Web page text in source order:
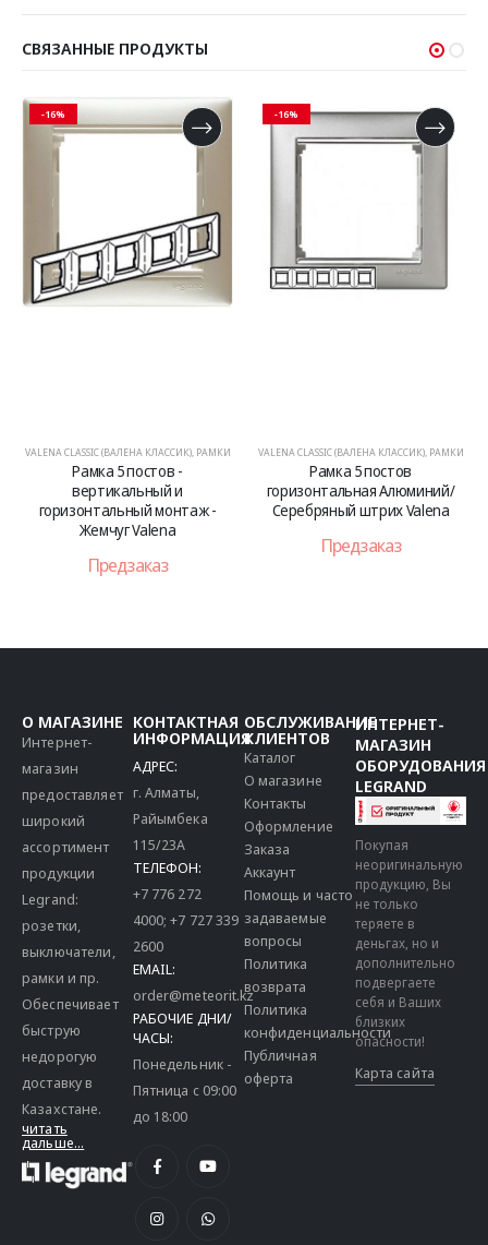
СВЯЗАННЫЕ ПРОДУКТЫ
-16%
VALENA CLASSIC (ВАЛЕНА КЛАССИК), РАМКИ
Рамка 5 постов -
вертикальный и
горизонтальный монтаж -
Жемчуг Valena
Предзаказ
-16%
VALENA CLASSIC (ВАЛЕНА КЛАССИК), РАМКИ
Рамка 5 постов
горизонтальная Алюминий/
Серебряный штрих Valena
Предзаказ
О МАГАЗИНЕ
Интернет-
магазин
предоставляет
широкий
ассортимент
продукции
Legrand:
розетки,
выключатели,
рамки и пр.
Обеспечивает
быструю
недорогую
доставку в
Казахстане.
читать
дальше...
КОНТАКТНАЯ
ИНФОРМАЦИЯ
АДРЕС:
г. Алматы,
Райымбека
115/23A
ТЕЛЕФОН:
+7 776 272
4000;+7 727 339
2600
EMAIL:
order@meteorit.kz
РАБОЧИЕ ДНИ/
ЧАСЫ:
Понедельник -
Пятница с 09:00
до 18:00
ОБСЛУЖИВАНИЕ
КЛИЕНТОВ
Каталог
О магазине
Контакты
Оформление
Заказа
Аккаунт
Помощь и часто
задаваемые
вопросы
Политика
возврата
Политика
конфиденциальности
Публичная
оферта
ИНТЕРНЕТ-
МАГАЗИН
ОБОРУДОВАНИЯ
LEGRAND
Покупая
неоригинальную
продукцию, Вы
не только
теряете в
деньгах, но и
дополнительно
подвергаете
себя и Ваших
близких
опасности!
Карта сайта